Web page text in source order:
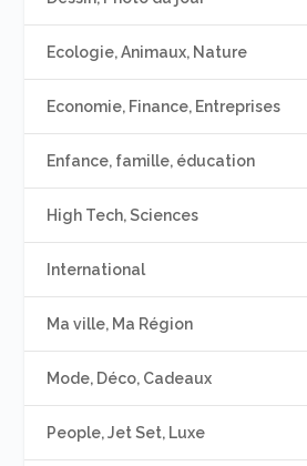
Ecologie, Animaux, Nature
Economie, Finance, Entreprises
Enfance, famille, éducation
High Tech, Sciences
International
Ma ville, Ma Région
Mode, Déco, Cadeaux
People, Jet Set, Luxe